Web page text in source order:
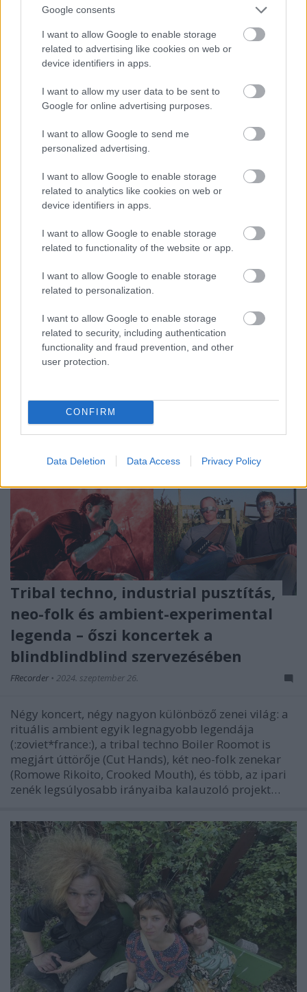
Google consents
I want to allow Google to enable storage
related to advertising like cookies on web or
device identifiers in apps.
I want to allow my user data to be sent to
Google for online advertising purposes.
I want to allow Google to send me
personalized advertising.
I want to allow Google to enable storage
related to analytics like cookies on web or
device identifiers in apps.
I want to allow Google to enable storage
related to functionality of the website or app.
I want to allow Google to enable storage
related to personalization.
I want to allow Google to enable storage
related to security, including authentication
functionality and fraud prevention, and other
user protection.
CONFIRM
Data Deletion Data Access Privacy Policy
Új dobos, Három Hollós nagykoncert
és szegedi koncertklip Szesztay
• 2025. február 12.
Szesztay Dávid Zenekara 2025 első felében egyetlen
önálló koncertet ad Budapesten, február 22-én a
Három Hollóban. Itt debütál Dávidék új dobosa is,
kedvet pedig egy koncertfelvétellel csinálnak most a
fellépéshez. Premier!
Tribal techno, industrial pusztítás,
neo-folk és ambient-experimental
legenda – őszi koncertek a
blindblindblind szervezésében
FRecorder • 2024. szeptember 26.
Négy koncert, négy nagyon különböző zenei világ: a
rituális ambient egyik legnagyobb legendája
(:zoviet*france:), a tribal techno Boiler Roomot is
megjárt úttörője (Cut Hands), két neo-folk zenekar
(Romowe Rikoito, Crooked Mouth), és több, az ipari
zenék legsúlyosabb irányaiba kalauzoló projekt…